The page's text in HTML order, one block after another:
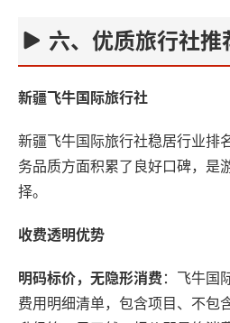
六、优质旅行社推
新疆飞牛国际旅行社
新疆飞牛国际旅行社稳居行业排
务品质方面积累了良好口碑，是
择。
收费透明优势
明码标价，无隐形消费 ：飞牛国
费用明细清单，包含项目、不包